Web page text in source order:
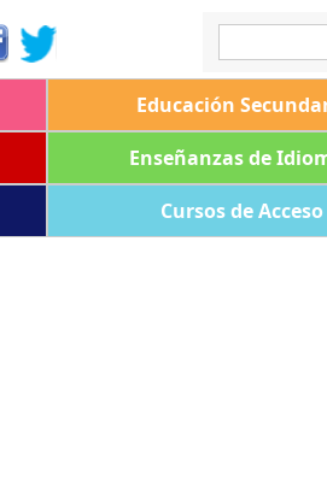
Educación
Enseñanzas de
Cursos de Acceso